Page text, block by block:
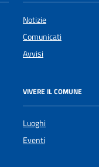
Notizie
Comunicati
Avvisi
VIVERE IL COMUNE
Luoghi
Eventi